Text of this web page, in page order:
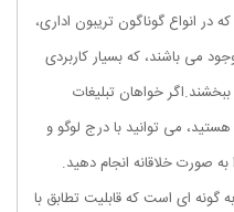
در انواع گوناگون تریبون اداری،
می باشند، که بسیار کاربردی
خواهان تبلیغات
می توانید با درج لوگو و
به صورت خلاقانه انجام دهید.
ای است که قابلیت تطابق با